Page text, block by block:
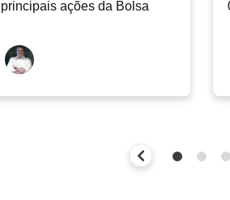
principais ações da Bolsa